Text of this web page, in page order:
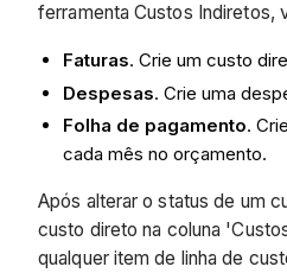
ferramenta Custos Indiretos,
Faturas. Crie um custo
Despesas. Crie uma
Folha de pagamento.
cada mês no orçamento.
Após alterar o status de um
custo direto na coluna
qualquer item de linha de